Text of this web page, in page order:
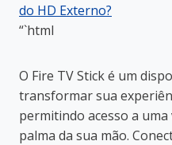
do HD Externo?
“`html
O Fire TV Stick é um
transformar sua
permitindo acesso a
palma da sua mão.